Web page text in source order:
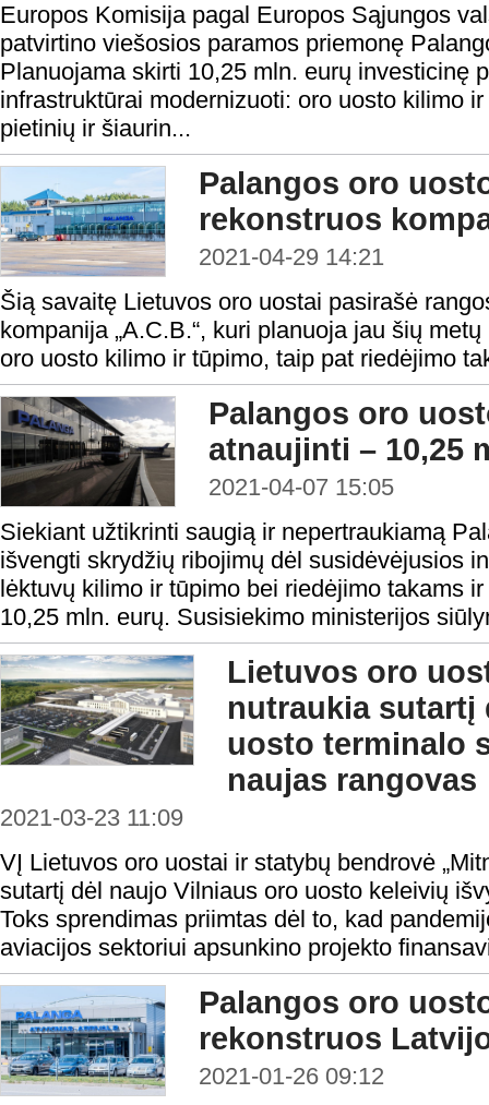
Europos Komisija pagal Europos Sąjungos
patvirtino viešosios paramos priemonę
Planuojama skirti 10,25 mln. eurų investicinę
infrastruktūrai modernizuoti: oro uosto kilimo
pietinių ir šiaurin...
Palangos oro
rekonstruos
2021-04-29 14:21
Šią savaitę Lietuvos oro uostai pasirašė
kompanija „A.C.B.“, kuri planuoja jau šių
oro uosto kilimo ir tūpimo, taip pat riedėjimo
Palangos oro
atnaujinti – 10,25
2021-04-07 15:05
Siekiant užtikrinti saugią ir nepertraukiamą
išvengti skrydžių ribojimų dėl susidėvėjusios
lėktuvų kilimo ir tūpimo bei riedėjimo takams
10,25 mln. eurų. Susisiekimo ministerijos
Lietuvos oro
nutraukia sutartį
uosto terminalo
naujas rangovas
2021-03-23 11:09
VĮ Lietuvos oro uostai ir statybų bendrovė
sutartį dėl naujo Vilniaus oro uosto keleivių
Toks sprendimas priimtas dėl to, kad
aviacijos sektoriui apsunkino projekto
Palangos oro
rekonstruos
2021-01-26 09:12